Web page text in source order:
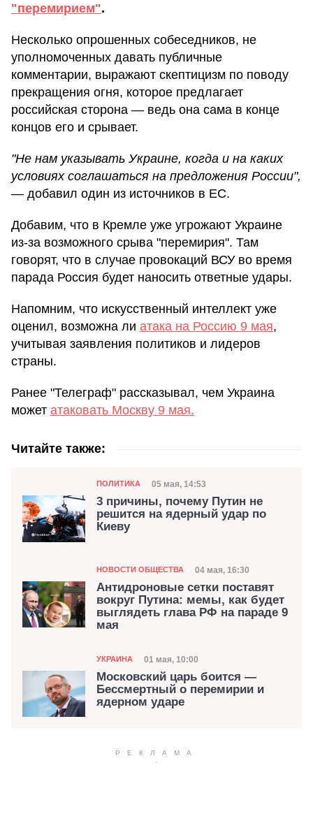
"перемирием".
Несколько опрошенных собеседников, не
уполномоченных давать публичные
комментарии, выражают скептицизм по поводу
прекращения огня, которое предлагает
российская сторона — ведь она сама в конце
концов его и срывает.
"Не нам указывать Украине, когда и на каких
условиях соглашаться на предложения России",
— добавил один из источников в ЕС.
Добавим, что в Кремле уже угрожают Украине
из-за возможного срыва "перемирия". Там
говорят, что в случае провокаций ВСУ во время
парада Россия будет наносить ответные удары.
Напомним, что искусственный интеллект уже
оценил, возможна ли атака на Россию 9 мая,
учитывая заявления политиков и лидеров
страны.
Ранее "Телеграф" рассказывал, чем Украина
может атаковать Москву 9 мая.
Читайте также:
Категория
ПОЛИТИКА Дата публикации
05 мая, 14:53
3 причины, почему Путин не
решится на ядерный удар по
Киеву
Категория
НОВОСТИ ОБЩЕСТВА Дата публикации
04 мая, 16:30
Антидроновые сетки поставят
вокруг Путина: мемы, как будет
выглядеть глава РФ на параде 9
мая
Категория
УКРАИНА Дата публикации
01 мая, 10:00
Московский царь боится —
Бессмертный о перемирии и
ядерном ударе